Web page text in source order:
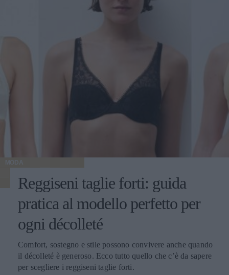
MODA
Reggiseni taglie forti: guida
pratica al modello perfetto per
ogni décolleté
Comfort, sostegno e stile possono convivere anche quando
il décolleté è generoso. Ecco tutto quello che c’è da sapere
per scegliere i reggiseni taglie forti.